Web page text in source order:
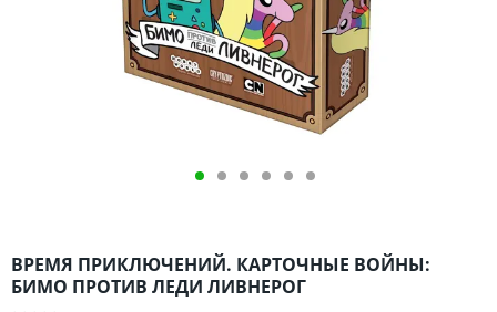
Оренбургская область
Пензенская область
Саратовская область
Свердловская область
ВРЕМЯ ПРИКЛЮЧЕНИЙ. КАРТОЧНЫЕ ВОЙНЫ:
БИМО ПРОТИВ ЛЕДИ ЛИВНЕРОГ